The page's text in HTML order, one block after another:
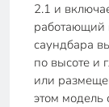
2.1 и
работающий
саундбара
по высоте и
или
этом модель